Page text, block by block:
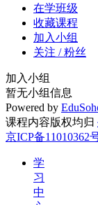
在学班级
收藏课程
加入小组
关注 / 粉丝
加入小组
暂无小组信息
Powered by
课程内容版权均归
京ICP备11010362
学
习
中